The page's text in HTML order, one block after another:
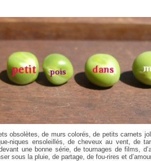
obsolètes, de murs colorés, de petits carnets
niques ensoleillés, de cheveux au vent, de
une bonne série, de tournages de films,
sous la pluie, de partage, de fou-rires et